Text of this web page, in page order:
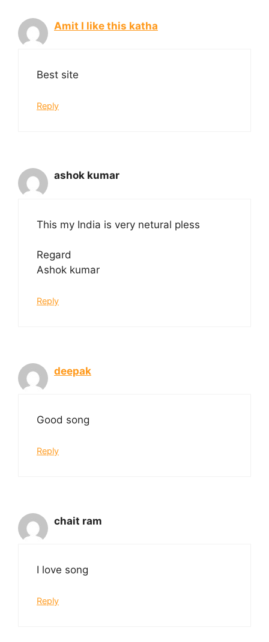
Amit I like this katha
Best site
Reply
ashok kumar
This my India is very netural pless
Regard
Ashok kumar
Reply
deepak
Good song
Reply
chait ram
I love song
Reply